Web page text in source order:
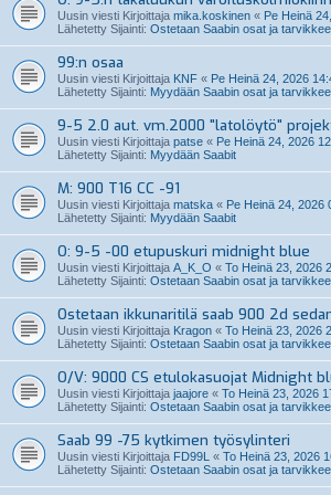
Uusin viesti Kirjoittaja mika.koskinen « Pe Heinä
Lähetetty Sijainti: Ostetaan Saabin osat ja
99:n osaa
Uusin viesti Kirjoittaja KNF « Pe Heinä 24, 2026
Lähetetty Sijainti: Myydään Saabin osat ja
9-5 2.0 aut. vm.2000 "latolöytö"
Uusin viesti Kirjoittaja patse « Pe Heinä 24, 2026
Lähetetty Sijainti: Myydään Saabit
M: 900 T16 CC -91
Uusin viesti Kirjoittaja matska « Pe Heinä 24, 2026
Lähetetty Sijainti: Myydään Saabit
O: 9-5 -00 etupuskuri midnight blue
Uusin viesti Kirjoittaja A_K_O « To Heinä 23, 2026
Lähetetty Sijainti: Ostetaan Saabin osat ja
Ostetaan ikkunaritilä saab 900 2d
Uusin viesti Kirjoittaja Kragon « To Heinä 23, 2026
Lähetetty Sijainti: Ostetaan Saabin osat ja
O/V: 9000 CS etulokasuojat Midnight
Uusin viesti Kirjoittaja jaajore « To Heinä 23, 2026
Lähetetty Sijainti: Ostetaan Saabin osat ja
Saab 99 -75 kytkimen työsylinteri
Uusin viesti Kirjoittaja FD99L « To Heinä 23, 2026
Lähetetty Sijainti: Ostetaan Saabin osat ja